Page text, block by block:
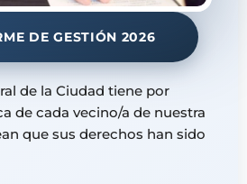
DE GESTIÓN 2026
de la Ciudad tiene por
de cada vecino/a de nuestra
que sus derechos han sido